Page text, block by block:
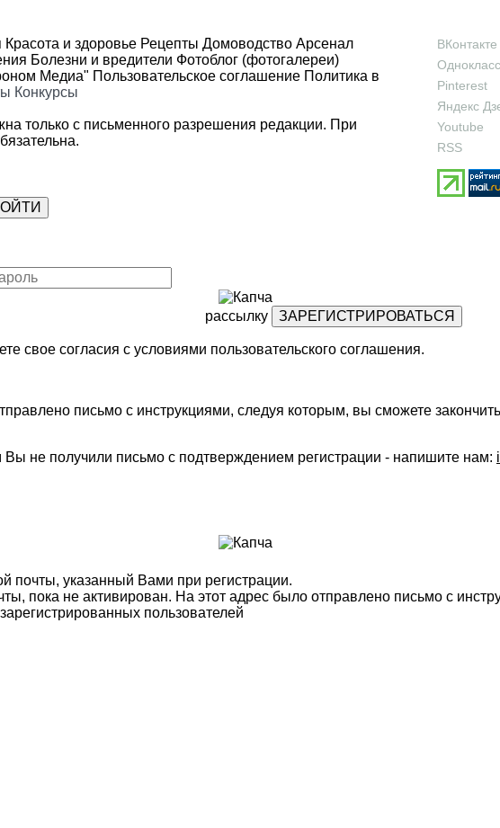
Красота и здоровье Рецепты Домоводство Арсенал
Болезни и вредители Фотоблог (фотогалереи)
Медиа" Пользовательское соглашение Политика в
Конкурсы
только с письменного разрешения редакции. При
ВКонтакте
Pinterest
Яндекс
Youtube
RSS
рассылку
свое согласия с условиями пользовательского соглашения.
письмо с инструкциями, следуя которым, вы сможете
не получили письмо с подтверждением регистрации - напишите нам:
почты, указанный Вами при регистрации.
пока не активирован. На этот адрес было отправлено письмо с
пользователей